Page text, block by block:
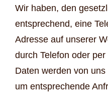
Wir haben, den
entsprechend, eine
Adresse auf unserer
durch Telefon oder
Daten werden von
um entsprechende